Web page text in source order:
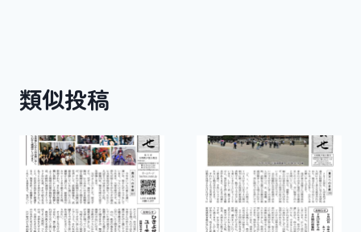
ー
シ
ョ
ン
類似投稿